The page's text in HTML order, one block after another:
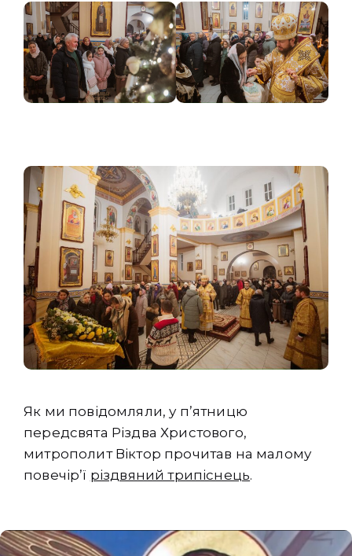
Як ми повідомляли, у пʼятницю
передсвята Різдва Христового,
митрополит Віктор прочитав на малому
повечірʼї різдвяний трипіснець.